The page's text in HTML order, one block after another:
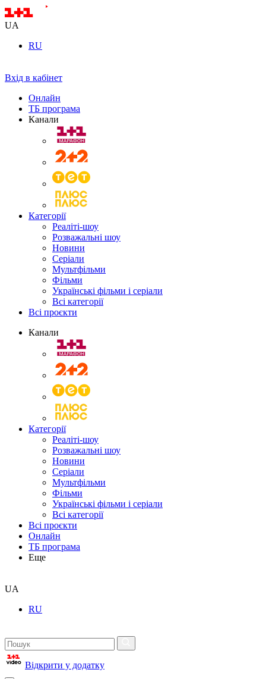
UA
RU
Вхід в кабінет
Онлайн
ТБ програма
Канали
Категорії
Реаліті-шоу
Розважальні шоу
Новини
Серіали
Мультфільми
Фільми
Українські фільми і серіали
Всі категорії
Всі проєкти
Канали
Категорії
Реаліті-шоу
Розважальні шоу
Новини
Серіали
Мультфільми
Фільми
Українські фільми і серіали
Всі категорії
Всі проєкти
Онлайн
ТБ програма
Еще
UA
RU
Відкрити у додатку